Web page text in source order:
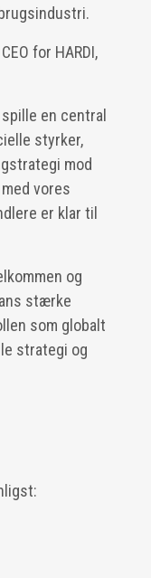
for HARDI,
en central
styrker,
mod
vores
er klar til
og
stærke
som globalt
strategi og